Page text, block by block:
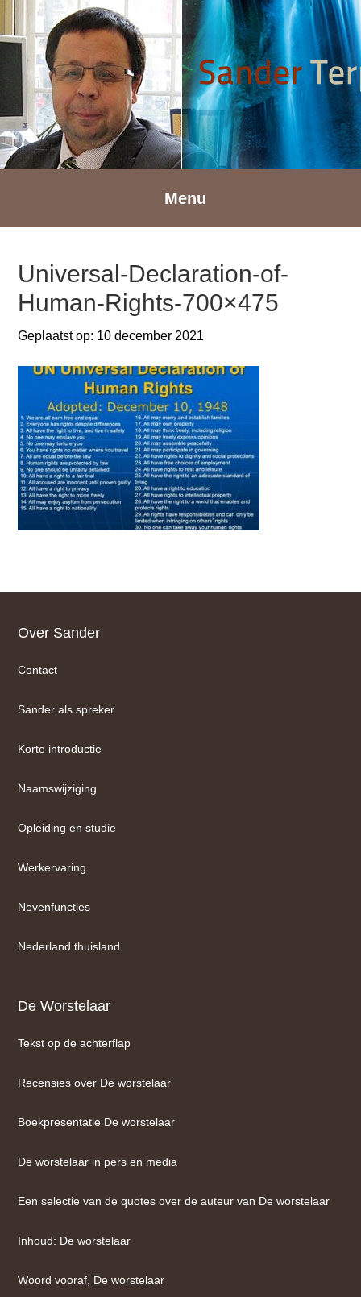
Spring
naar
hoofdnavigatie
naar
hoofd
inhoud
Spring
naar
voettekst
Menu
Universal-Declaration-of-
Human-Rights-700×475
Geplaatst op: 10 december 2021
Footer
Over Sander
Contact
Sander als spreker
Korte introductie
Naamswijziging
Opleiding en studie
Werkervaring
Nevenfuncties
Nederland thuisland
De Worstelaar
Tekst op de achterflap
Recensies over De worstelaar
Boekpresentatie De worstelaar
De worstelaar in pers en media
Een selectie van de quotes over de auteur van De worstelaar
Inhoud: De worstelaar
Woord vooraf, De worstelaar